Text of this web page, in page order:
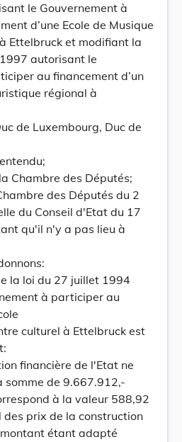
le Gouvernement à
d’une Ecole de Musique
Ettelbruck et modifiant la
autorisant le
au financement d’un
régional à
de Luxembourg, Duc de
Chambre des Députés;
des Députés du 2
du Conseil d'Etat du 17
qu'il n'y a pas lieu à
la loi du 27 juillet 1994
à participer au
culturel à Ettelbruck est
financière de l'Etat ne
somme de 9.667.912,-
à la valeur 588,92
prix de la construction
étant adapté